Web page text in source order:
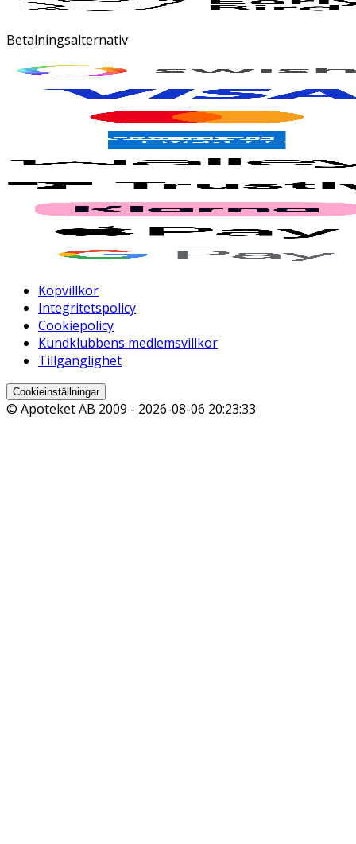
Betalningsalternativ
Köpvillkor
Integritetspolicy
Cookiepolicy
Kundklubbens medlemsvillkor
Tillgänglighet
Cookieinställningar
© Apoteket AB 2009 - 2026-08-06 20:23:33